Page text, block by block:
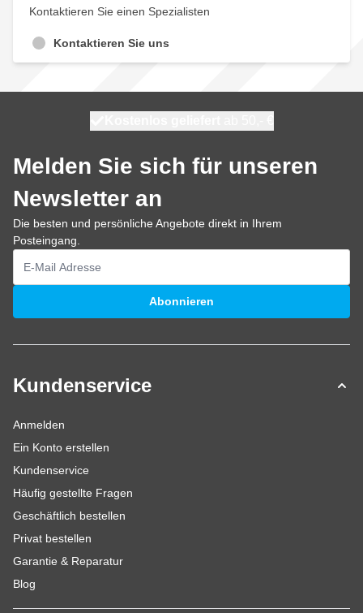
Kontaktieren Sie einen Spezialisten
Kontaktieren Sie uns
Melden Sie sich für unseren
Newsletter an
Die besten und persönliche Angebote direkt in Ihrem
Posteingang.
E-Mailadresse
Abonnieren
Kundenservice
Anmelden
Ein Konto erstellen
Kundenservice
Häufig gestellte Fragen
Geschäftlich bestellen
Privat bestellen
Garantie & Reparatur
Blog